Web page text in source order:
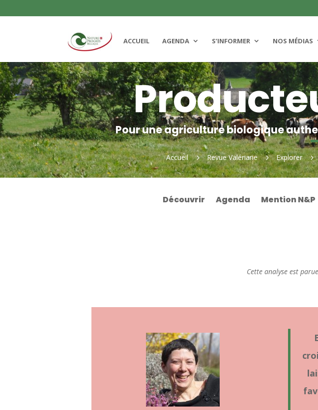
ACCUEIL AGENDA S’INFORMER NOS MÉDIAS
Pour une agriculture biologique
Accueil 5 Revue Valériane 5 Explorer 5
Découvrir Agenda Mention N&P
Cette analyse est